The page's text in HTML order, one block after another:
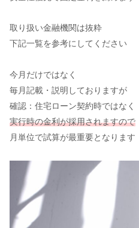
取り扱い金融機関は抜粋
下記一覧を参考にしてください
今月だけではなく
毎月記載・説明しておりますが
確認：住宅ローン契約時ではなく
実行時の金利が採用されますので
月単位で試算が最重要となります